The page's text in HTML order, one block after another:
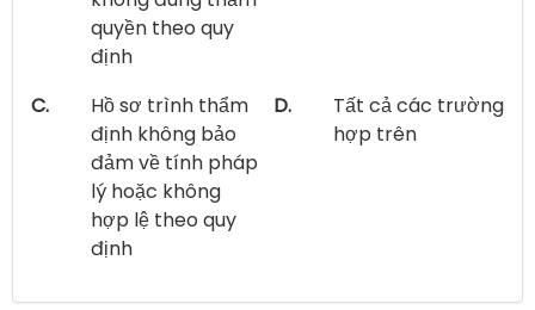
quyền theo quy
định
C.
Hồ sơ trình thẩm
định không bảo
đảm về tính pháp
lý hoặc không
hợp lệ theo quy
định
D.
Tất cả các trường
hợp trên